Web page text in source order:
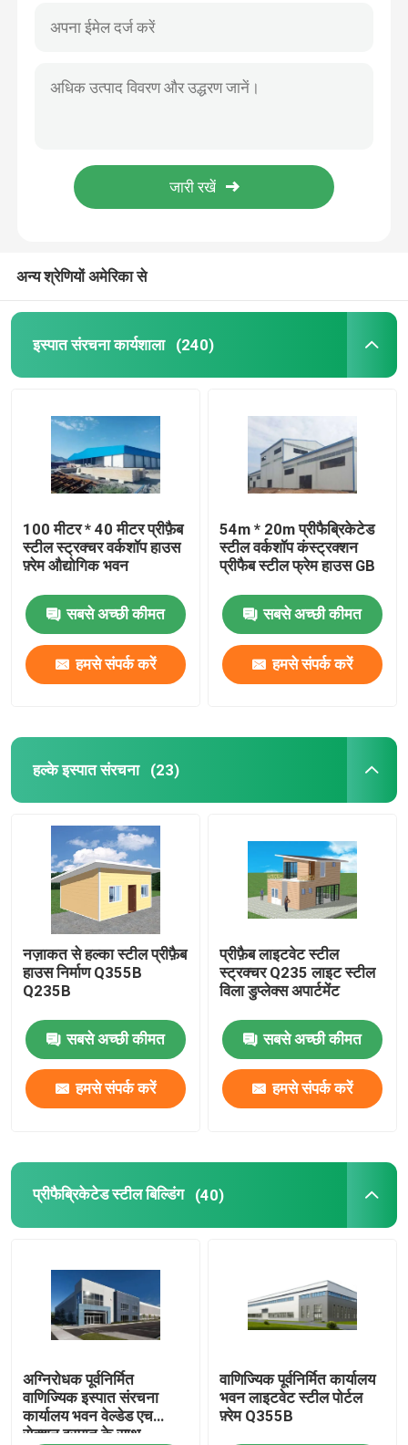
अन्य श्रेणियों अमेरिका से
इस्पात संरचना कार्यशाला (240)
100 मीटर * 40 मीटर प्रीफ़ैब
स्टील स्ट्रक्चर वर्कशॉप हाउस
फ़्रेम औद्योगिक भवन
सबसे अच्छी कीमत
हमसे संपर्क करें
54m * 20m प्रीफैब्रिकेटेड
स्टील वर्कशॉप कंस्ट्रक्शन
प्रीफैब स्टील फ्रेम हाउस GB
सबसे अच्छी कीमत
हमसे संपर्क करें
हल्के इस्पात संरचना (23)
नज़ाकत से हल्का स्टील प्रीफ़ैब
हाउस निर्माण Q355B
Q235B
सबसे अच्छी कीमत
हमसे संपर्क करें
प्रीफ़ैब लाइटवेट स्टील
स्ट्रक्चर Q235 लाइट स्टील
विला डुप्लेक्स अपार्टमेंट
सबसे अच्छी कीमत
हमसे संपर्क करें
प्रीफैब्रिकेटेड स्टील बिल्डिंग (40)
अग्निरोधक पूर्वनिर्मित
वाणिज्यिक इस्पात संरचना
कार्यालय भवन वेल्डेड एच
सेक्शन इस्पात के साथ
वाणिज्यिक पूर्वनिर्मित कार्यालय
भवन लाइटवेट स्टील पोर्टल
फ़्रेम Q355B